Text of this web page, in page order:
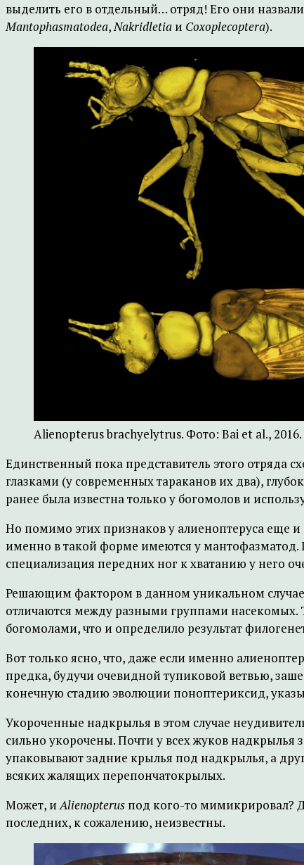
выделить его в отдельный… отряд! Его они
Mantophasmatodea,Nakridletia и Coxoplecoptera).
Alienopterus brachyelytrus. Фото: Bai et al., 2016.
Единственный пока представитель этого отряда
глазками (у современных тараканов их два),
ранее была известна только у богомолов и
Но помимо этих признаков у алиеноптеруса еще
именно в такой форме имеются у
специализация передних ног к хватанию у него
Решающим фактором в данном уникальном случае
отличаются между разными группами
богомолами, что и определило результат
Вот только ясно, что, даже если именно
предка, будучи очевидной тупиковой ветвью,
конечную стадию эволюции поноптериксид,
Укороченные надкрылья в этом случае
сильно укорочены. Почти у всех жуков
упаковывают задние крылья под надкрылья, а
всяких жалящих перепончатокрылых.
Может, иAlienopterus под кого-то мимикрировал?
последних, к сожалению, неизвестны.